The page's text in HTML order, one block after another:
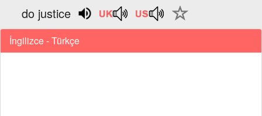
do justice
İngilizce - Türkçe